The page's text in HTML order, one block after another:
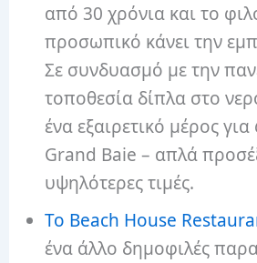
από 30 χρόνια και το
προσωπικό κάνει την
Σε συνδυασμό με την
τοποθεσία δίπλα στο
ένα εξαιρετικό μέρος
Grand Baie – απλά
υψηλότερες τιμές.
Το Beach House
ένα άλλο δημοφιλές